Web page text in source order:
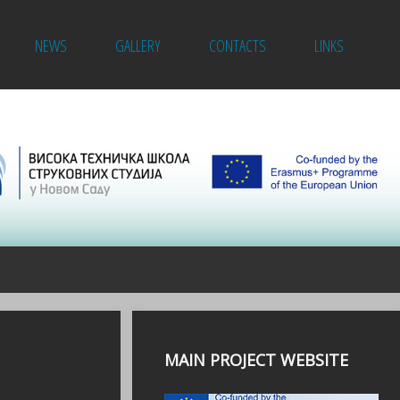
NEWS GALLERY CONTACTS LINKS
MAIN PROJECT WEBSITE